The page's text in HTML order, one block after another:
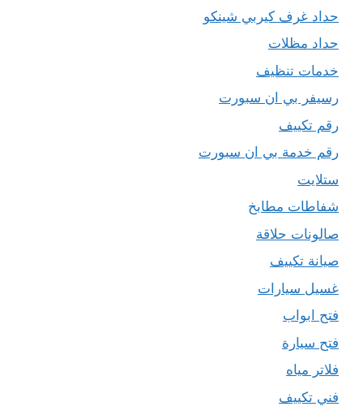
حداد غرف كيربي شينكو
حداد مظلات
خدمات تنظيف
رسيفر بي ان سبورت
رقم تكييف
رقم خدمة بي ان سبورت
ستلايت
شفاطات مطابخ
صالونات حلاقة
صيانة تكييف
غسيل سيارات
فتح ابواب
فتح سيارة
فلاتر مياه
فني تكييف